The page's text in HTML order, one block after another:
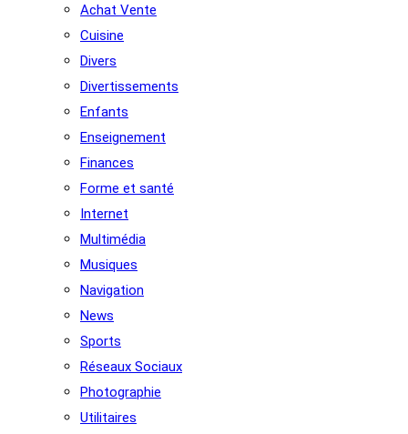
Achat Vente
Cuisine
Divers
Divertissements
Enfants
Enseignement
Finances
Forme et santé
Internet
Multimédia
Musiques
Navigation
News
Sports
Réseaux Sociaux
Photographie
Utilitaires